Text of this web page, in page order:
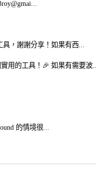
，謝謝分享！如果有西...
用的工具！🎉 如果有需要波
的情境很...